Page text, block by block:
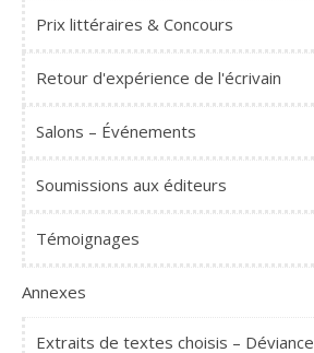
Prix littéraires & Concours
Retour d'expérience de l'écrivain
Salons – Événements
Soumissions aux éditeurs
Témoignages
Annexes
Extraits de textes choisis – Déviance